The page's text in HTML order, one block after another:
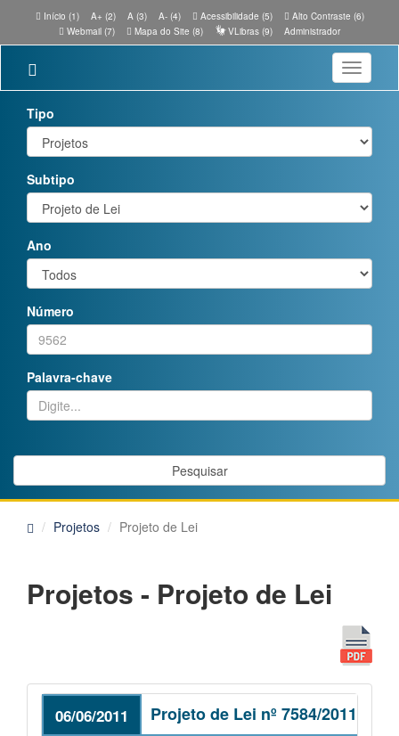
Início (1) A+ (2) A (3) A- (4) Acessibilidade (5)
Alto Contraste (6)
Webmail (7)
Mapa do Site (8) VLibras (9) Administrador
Toggle
Tipo
Subtipo
Ano
Número
Palavra-chave
Pesquisar
Projetos Projeto de Lei
Projetos - Projeto de Lei
06/06/2011 Projeto de Lei nº 7584/2011